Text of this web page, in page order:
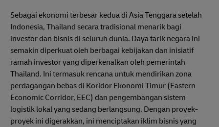
Sebagai ekonomi terbesar kedua di Asia Tenggara setelah
Indonesia, Thailand secara tradisional menarik bagi
investor dan bisnis di seluruh dunia. Daya tarik negara ini
semakin diperkuat oleh berbagai kebijakan dan inisiatif
ramah investor yang diperkenalkan oleh pemerintah
Thailand. Ini termasuk rencana untuk mendirikan zona
perdagangan bebas di Koridor Ekonomi Timur (Eastern
Economic Corridor, EEC) dan pengembangan sistem
logistik lokal yang sedang berlangsung. Dengan proyek-
proyek ini digerakkan, ini menciptakan iklim bisnis yang